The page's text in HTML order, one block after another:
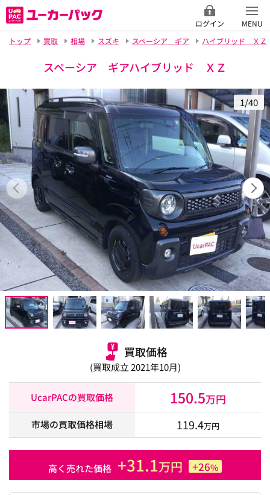
ログイン
MENU
トップ
買取 相場 スズキ スペーシア ギア ハイブリッド ＸＺ
スペーシア ギアハイブリッド ＸＺ
1/40
買取価格
(買取成立 2021年10月)
UcarPACの買取価格 150.5万円
市場の買取価格相場 119.4万円
高く売れた価格 +31.1万円 +26%